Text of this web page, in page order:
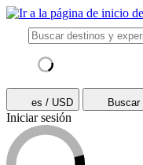
es / USD Buscar
Iniciar sesión